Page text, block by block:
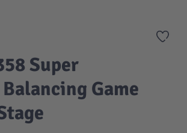
Zur
Super
Game